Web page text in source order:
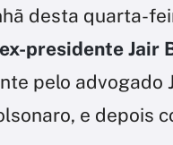
desta quarta-
presidente Jair
pelo advogado
e depois